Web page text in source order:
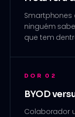
ninguém
que tem
DOR 02
BYOD
Colaborador